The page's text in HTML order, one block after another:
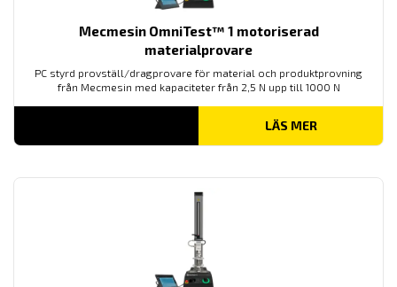
Mecmesin OmniTest™ 1 motoriserad
materialprovare
PC styrd provställ/dragprovare för material och produktprovning
från Mecmesin med kapaciteter från 2,5 N upp till 1000 N
LÄS MER